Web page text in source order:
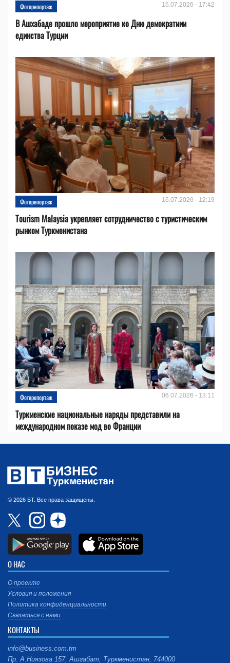
Фоторепортаж 15.07.2026 - 17:42
В Ашхабаде прошло мероприятие ко Дню демократиии
единства Турции
Фоторепортаж 15.07.2026 - 12:19
Tourism Malaysia укрепляет сотрудничество с туристическим
рынком Туркменистана
Фоторепортаж 06.07.2026 - 13:11
Туркменские национальные наряды представили на
международном показе мод во Франции
© 2026 БТ. Все права защищены.
О НАС
О проекте
Условия и положения
Политика конфиденциальности
Связаться с нами
КОНТАКТЫ
info@business.com.tm
Пр. А.Ниязова 157, Ашгабат, Туркменистан, 744000